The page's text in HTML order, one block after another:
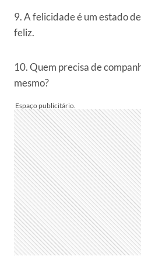
9. A felicidade é um estado
feliz.
10. Quem precisa de
mesmo?